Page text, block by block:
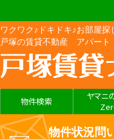
ワクワク♪ドキドキ♪お部屋探
戸塚の賃貸不動産 アパート
物件検索
アパート・マンション・
貸家
学区から探す
フリーワードで探す
おすすめ物件情報
月極駐車場を探す
店舗・事務所を探す
マイ検索条件リスト
特集から物件を探す
物件リクエスト
見学予約フォーム
ヤマニ
物件状況問